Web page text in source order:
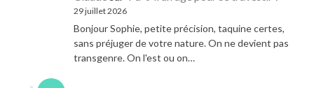
29 juillet 2026
Bonjour Sophie, petite précision, taquine certes,
sans préjuger de votre nature. On ne devient pas
transgenre. On l'est ou on…